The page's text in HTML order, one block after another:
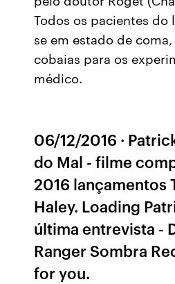
Todos os pacientes do
se em estado de
cobaias para os
médico.
06/12/2016 ·
do Mal - filme
2016 lançamentos
Haley. Loading
última entrevista -
Ranger Sombra
for you.